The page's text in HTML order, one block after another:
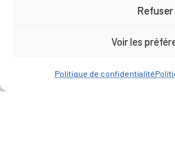
Refuser
Voir les
Politique de confidentialité